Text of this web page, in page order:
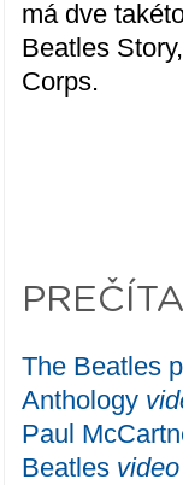
má dve
Beatles
Corps.
The Beatles
Anthology
Paul
Beatles video